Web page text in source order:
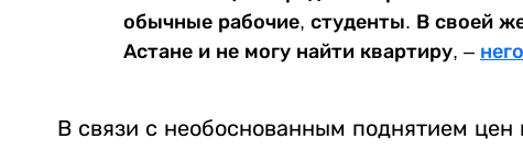
обычные рабочие, студенты. В своей
Астане и не могу найти квартиру, –
В связи с необоснованным поднятием